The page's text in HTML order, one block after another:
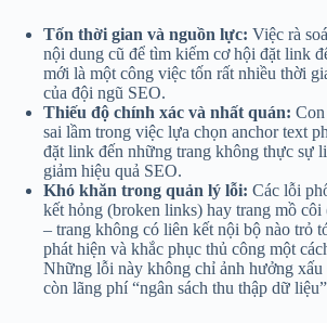
Tốn thời gian và nguồn lực: Việc rà
nội dung cũ để tìm kiếm cơ hội đặt link
mới là một công việc tốn rất nhiều thời
của đội ngũ SEO.
Thiếu độ chính xác và nhất quán:
sai lầm trong việc lựa chọn anchor text
đặt link đến những trang không thực sự
giảm hiệu quả SEO.
Khó khăn trong quản lý lỗi: Các lỗi
kết hỏng (broken links) hay trang mồ côi
– trang không có liên kết nội bộ nào trỏ
phát hiện và khắc phục thủ công một
Những lỗi này không chỉ ảnh hưởng xấu
còn lãng phí “ngân sách thu thập dữ